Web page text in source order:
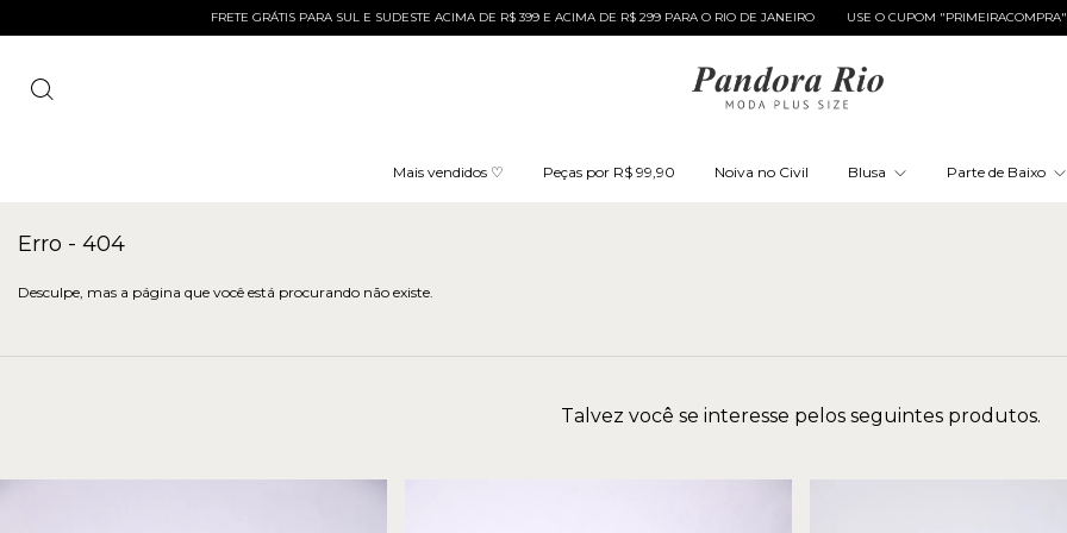
FRETE GRÁTIS PARA SUL E SUDESTE ACIMA DE R$ 399 E ACIMA DE R$ 299 PARA O RIO DE JANEIRO USE O CUPOM "PRIMEIRACOMPRA" E
Mais vendidos ♡ Peças por R$ 99,90 Noiva no Civil Blusa Parte de Baixo
Erro - 404
Desculpe, mas a página que você está procurando não existe.
Talvez você se interesse pelos seguintes produtos.